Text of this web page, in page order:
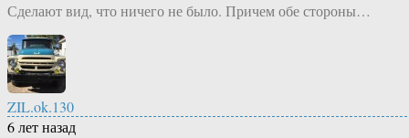
Сделают вид, что ничего не было. Причем обе стороны…
ZIL.ok.130
6 лет назад